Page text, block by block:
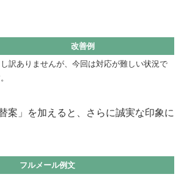
改善例
訳ありませんが、今回は対応が難しい状況で
案」を加えると、さらに誠実な印象に
フルメール例文